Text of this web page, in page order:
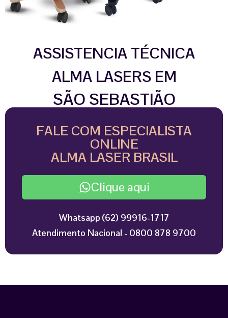
ASSISTENCIA TÉCNICA
ALMA LASERS EM
SÃO SEBASTIÃO
FALE COM ESPECIALISTA
ONLINE
ALMA LASER BRASIL
Clique aqui
Whatsapp (62) 99916-1717
Atendimento Nacional - 0800 878 9700